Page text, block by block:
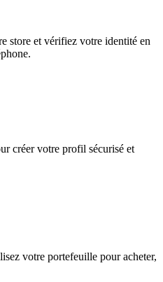
store et vérifiez votre identité en
créer votre profil sécurisé et
votre portefeuille pour acheter,